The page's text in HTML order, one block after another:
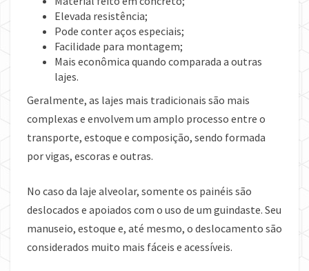
Elevada resistência;
Pode conter aços especiais;
Facilidade para montagem;
Mais econômica quando comparada a outras
lajes.
Geralmente, as lajes mais tradicionais são mais
complexas e envolvem um amplo processo entre o
transporte, estoque e composição, sendo formada
por vigas, escoras e outras.
No caso da laje alveolar, somente os painéis são
deslocados e apoiados com o uso de um guindaste. Seu
manuseio, estoque e, até mesmo, o deslocamento são
considerados muito mais fáceis e acessíveis.